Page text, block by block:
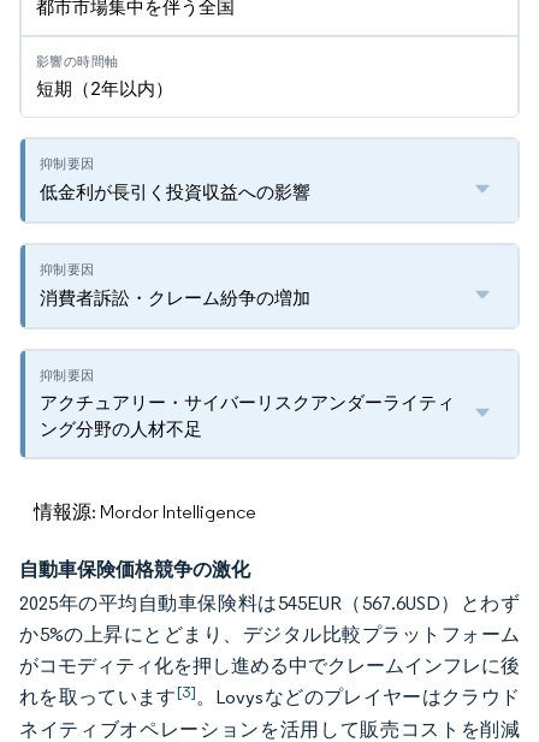
都市市場集中を伴う全国
短期（2年以内）
低金利が長引く投資収益への影響
消費者訴訟・クレーム紛争の増加
アクチュアリー・サイバーリスクアンダーライティ
ング分野の人材不足
情報源: Mordor Intelligence
自動車保険価格競争の激化
2025年の平均自動車保険料は545EUR（567.6USD）とわず
か5%の上昇にとどまり、デジタル比較プラットフォーム
がコモディティ化を押し進める中でクレームインフレに後
れを取っています[3]。Lovysなどのプレイヤーはクラウド
ネイティブオペレーションを活用して販売コストを削減